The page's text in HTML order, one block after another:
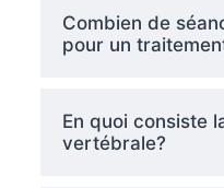
Combien de
pour un
En quoi consiste
vertébrale?